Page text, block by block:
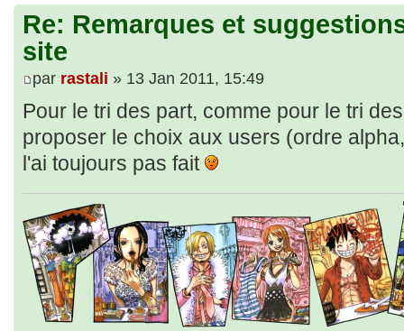
Re: Remarques et
site
par rastali » 13 Jan 2011, 15:49
Pour le tri des part, comme pour le tri
proposer le choix aux users (ordre
l'ai toujours pas fait